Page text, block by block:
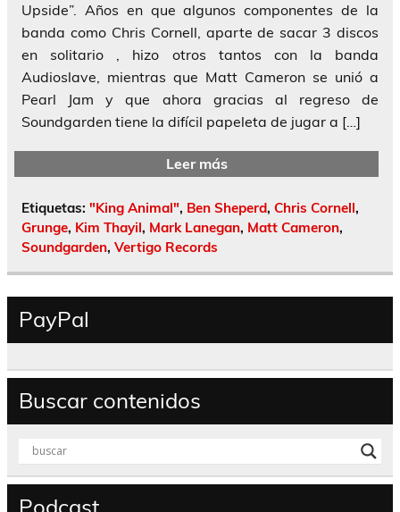
Upside”. Años en que algunos componentes de la
banda como Chris Cornell, aparte de sacar 3 discos
en solitario , hizo otros tantos con la banda
Audioslave, mientras que Matt Cameron se unió a
Pearl Jam y que ahora gracias al regreso de
Soundgarden tiene la difícil papeleta de jugar a […]
Leer más
Etiquetas: "King Animal", Ben Sheperd, Chris Cornell,
Grunge, Kim Thayil, Mark Lanegan, Matt Cameron,
Soundgarden, Vertigo Records
PayPal
Buscar contenidos